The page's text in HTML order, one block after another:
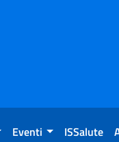
Eventi ISSalute